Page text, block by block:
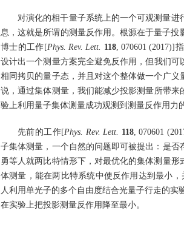
对演化的相干量子系统上的一个可观测量
息，这就是所谓的测量反作用。根源在于量子投
博士的工作[Phys. Rev. Lett. 118, 070601 (2017)]
设计出一个测量方案完全避免反作用，但我们
相同拷贝的量子态，并且对这个整体做一个广
说，通过集体测量，我们能减少投影测量所带
验上利用量子集体测量成功观测到测量反作用力
先前的工作[Phys. Rev. Lett. 118, 070601
子集体测量，一个自然的问题即可被提出：是
勇等人就两比特情形下，对最优化的集体测量
体测量，能在两比特系统中使反作用达到最小
人利用单光子的多个自由度结合光量子行走的
在实验上把投影测量反作用降至最小。